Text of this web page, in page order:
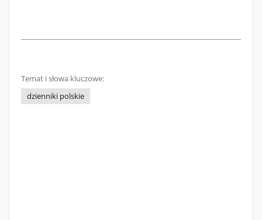
Temat i słowa kluczowe:
dzienniki polskie